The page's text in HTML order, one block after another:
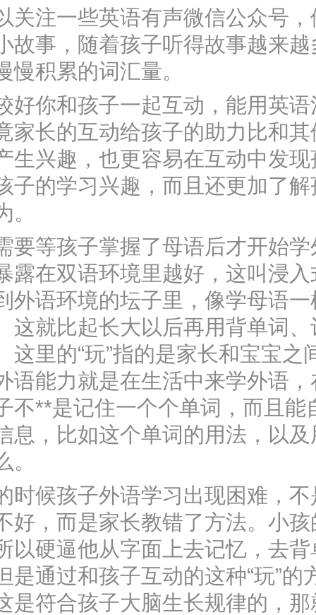
一些英语有声微信公众号，
故事，随着孩子听得故事越来
慢积累的词汇量。
和孩子一起互动，能用英语
家长的互动给孩子的助力比和
生兴趣，也更容易在互动中发
子的学习兴趣，而且还更加了
。
孩子掌握了母语后才开始学
露在双语环境里越好，这叫浸
外语环境的坛子里，像学母语
这就比起长大以后再用背单词
这里的“玩”指的是家长和宝宝之
语能力就是在生活中来学外语
不**是记住一个个单词，而且能
息，比如这个单词的用法，以
。
孩子外语学习出现困难，不
好，而是家长教错了方法。小
以硬逼他从字面上去记忆，去
是通过和孩子互动的这种“玩”的
是符合孩子大脑生长规律的，